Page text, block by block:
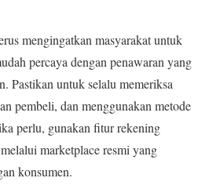
mengingatkan masyarakat untuk
percaya dengan penawaran yang
Pastikan untuk selalu memeriksa
pembeli, dan menggunakan metode
perlu, gunakan fitur rekening
marketplace resmi yang
konsumen.